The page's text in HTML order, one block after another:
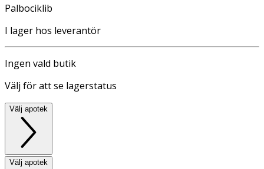
Palbociklib
I lager hos leverantör
Ingen vald butik
Välj för att se lagerstatus
Välj apotek
Välj apotek